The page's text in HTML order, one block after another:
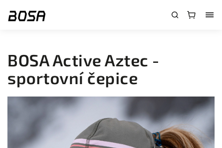
BOSA Active Aztec -
sportovní čepice